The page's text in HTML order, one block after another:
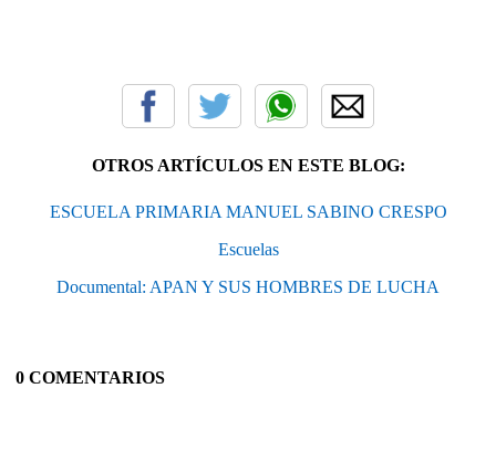
OTROS ARTÍCULOS EN ESTE BLOG:
ESCUELA PRIMARIA MANUEL SABINO CRESPO
Escuelas
Documental: APAN Y SUS HOMBRES DE LUCHA
0 COMENTARIOS